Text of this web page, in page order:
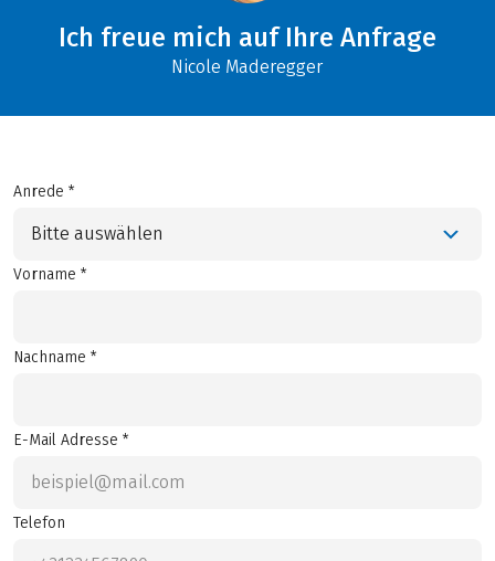
Ich freue mich auf Ihre Anfrage
Nicole Maderegger
Anrede *
Bitte auswählen
Vorname *
Nachname *
E-Mail Adresse *
Telefon